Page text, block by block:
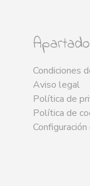
Condiciones
Aviso legal
Política de
Política de